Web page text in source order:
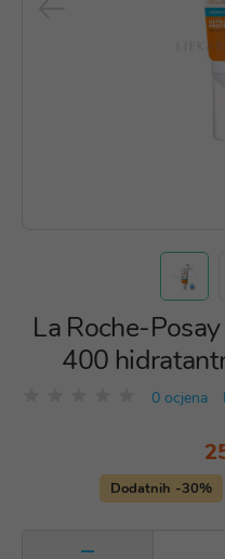
La Roche-
400
0 ocjena
Dodatnih -30%